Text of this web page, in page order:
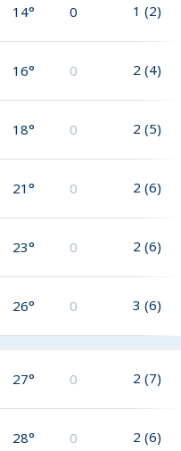
14° 0 1 (2)
16° 0 2 (4)
18° 0 2 (5)
21° 0 2 (6)
23° 0 2 (6)
26° 0 3 (6)
27° 0 2 (7)
28° 0 2 (6)